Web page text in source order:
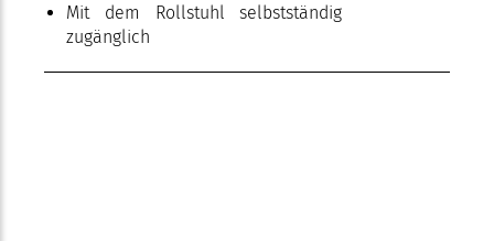
Mit dem Rollstuhl selbstständig
zugänglich